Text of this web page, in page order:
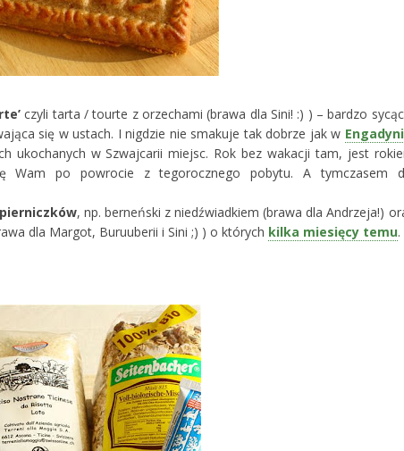
czyli tarta / tourte z orzechami (brawa dla Sini! :) ) – bardzo
się w ustach. I nigdzie nie smakuje tak dobrze jak w
ukochanych w Szwajcarii miejsc. Rok bez wakacji tam, jest
Wam po powrocie z tegorocznego pobytu. A tymczasem
pierniczków, np. berneński z niedźwiadkiem (brawa dla Andrzeja!)
dla Margot, Buruuberii i Sini ;) ) o których kilka miesięcy temu.